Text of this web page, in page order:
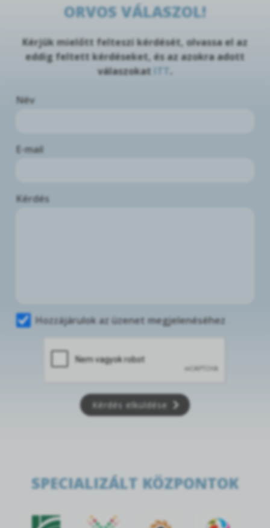
ORVOS VÁLASZOL!
Kérjük mielőtt felteszi kérdését, olvassa el az
eddig feltett kérdéseket, és az azokra adott
válaszokat
Név
E-mail
Kérdés
Hozzájárulok az üzenet megjelenéséhez
Kérdés elküldése
SPECIALIZÁLT KÖZPONTOK